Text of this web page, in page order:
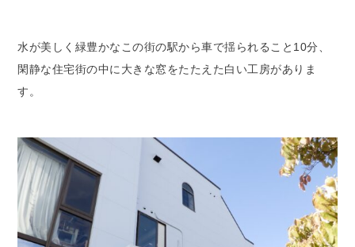
水が美しく緑豊かなこの街の駅から車で揺られること10分、
閑静な住宅街の中に大きな窓をたたえた白い工房がありま
す。